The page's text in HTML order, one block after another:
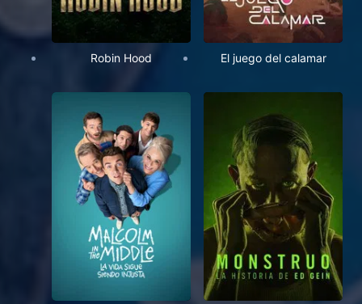
Robin Hood El juego del calamar